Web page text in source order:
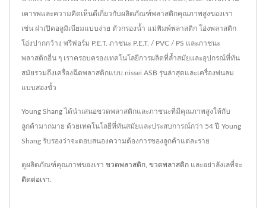
เคารพและความคิดเห็นดีเกี่ยวกับผลิตภัณฑ์พลาสติกคุณภาพสูงของเรา
เช่น ฝาเปิดอลูมิเนียมแบบง่าย ตัวกรองน้ำ แม่พิมพ์พลาสติก โอ่งพลาสติก
โอ่งปากกว้าง พรีฟอร์ม P.E.T. ภาชนะ P.E.T. / PVC / PS และภาชนะ
พลาสติกอื่น ๆ เราครอบครองเทคโนโลยีการผลิตที่ล้ำสมัยและอุปกรณ์ที่ทัน
สมัยรวมถึงเครื่องฉีดพลาสติกแบบ nissei ASB รุ่นล่าสุดและเครื่องพ่นลม
แบบสองขั้ว
Young Shang ได้นำเสนอขวดพลาสติกและภาชนะที่มีคุณภาพสูงให้กับ
ลูกค้ามากมาย ด้วยเทคโนโลยีที่ทันสมัยและประสบการณ์กว่า 54 ปี Young
Shang รับรองว่าจะตอบสนองความต้องการของลูกค้าแต่ละราย
ดูผลิตภัณฑ์คุณภาพของเรา ขวดพลาสติก ขวดพลาสติก และอย่าลังเลที่จะ
ติดต่อเรา